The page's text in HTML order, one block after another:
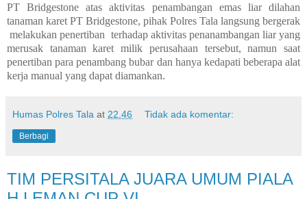
PT Bridgestone atas aktivitas penambangan emas liar dilahan
tanaman karet PT Bridgestone, pihak Polres Tala langsung bergerak
melakukan penertiban terhadap aktivitas penanambangan liar yang
merusak tanaman karet milik perusahaan tersebut, namun saat
penertiban para penambang bubar dan hanya kedapati beberapa alat
kerja manual yang dapat diamankan.
Humas Polres Tala at 22.46 Tidak ada komentar:
Berbagi
TIM PERSITALA JUARA UMUM PIALA